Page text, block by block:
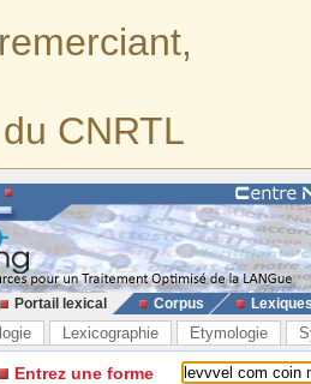
CNRTL
Portail lexical Corpus
Lexicographie Etymologie
Entrez une forme